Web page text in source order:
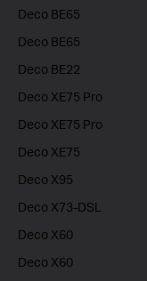
Deco BE65
Deco BE65
Deco BE22
Deco XE75 Pro
Deco XE75 Pro
Deco XE75
Deco X95
Deco X73-DSL
Deco X60
Deco X60